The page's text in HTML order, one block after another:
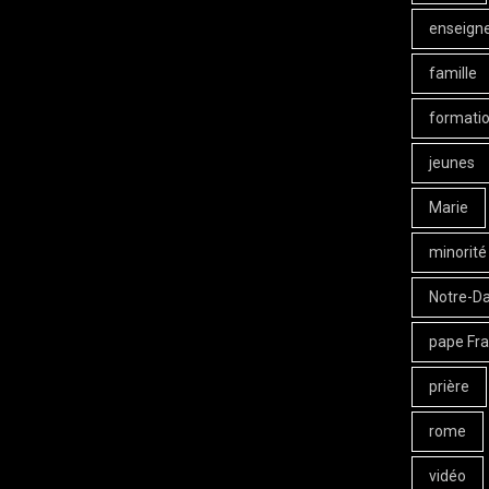
famille
jeunes
Marie
Notre-
pape
prière
rome
vidéo